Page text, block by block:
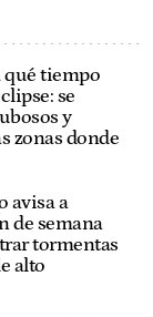
tiempo
se
y
zonas donde
avisa a
de semana
tormentas
alto